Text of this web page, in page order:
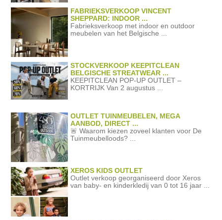
FABRIEKSVERKOOP VINCENT
SHEPPARD: INDOOR ...
Fabrieksverkoop met indoor en outdoor
meubelen van het Belgische ...
STOCKVERKOOP KEEPITCLEAN
BELGISCHE STREATWEAR ...
KEEPITCLEAN POP-UP OUTLET –
KORTRIJK Van 2 augustus ...
OUTLET TUINMEUBELEN, MEGA
AANBOD, DIRECT ...
🚨 Waarom kiezen zoveel klanten voor De
Tuinmeubelloods? ...
XEROS KIDS OUTLET
Outlet verkoop georganiseerd door Xeros
van baby- en kinderkledij van 0 tot 16 jaar ...